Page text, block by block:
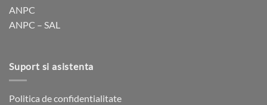
ANPC
ANPC – SAL
Suport si asistenta
Politica de confidentialitate